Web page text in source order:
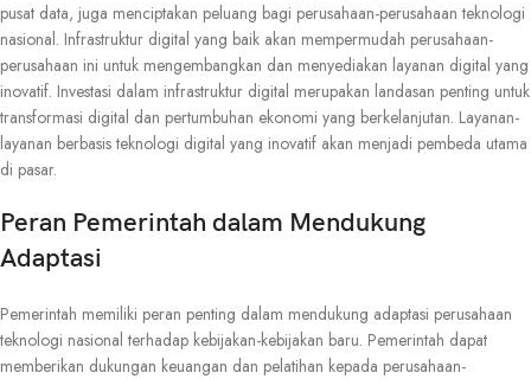
pusat data, juga menciptakan peluang bagi perusahaan-perusahaan teknologi
nasional. Infrastruktur digital yang baik akan mempermudah perusahaan-
perusahaan ini untuk mengembangkan dan menyediakan layanan digital yang
inovatif. Investasi dalam infrastruktur digital merupakan landasan penting untuk
transformasi digital dan pertumbuhan ekonomi yang berkelanjutan. Layanan-
layanan berbasis teknologi digital yang inovatif akan menjadi pembeda utama
di pasar.
Peran Pemerintah dalam Mendukung
Adaptasi
Pemerintah memiliki peran penting dalam mendukung adaptasi perusahaan
teknologi nasional terhadap kebijakan-kebijakan baru. Pemerintah dapat
memberikan dukungan keuangan dan pelatihan kepada perusahaan-